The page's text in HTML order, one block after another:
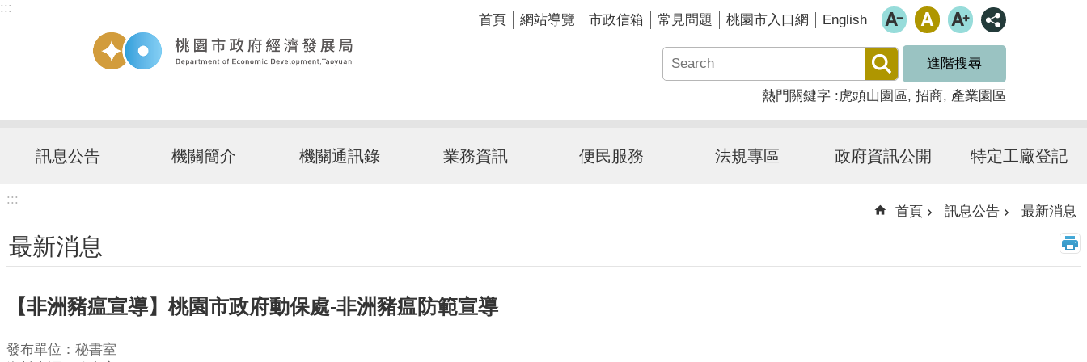
跳到主要內容區塊
:::
首頁 網站導覽 市政信箱 常見問題 桃園市入口網 English
進階搜尋
熱門關鍵字 虎頭山園區 招商 產業園區
訊息公告 機關簡介 機關通訊錄 業務資訊 便民服務 法規專區 政府資訊公開 特定工廠登記
:::
首頁 訊息公告 最新消息
最新消息
【非洲豬瘟宣導】桃園市政府動保處-非洲豬瘟防範宣導
發布單位：秘書室